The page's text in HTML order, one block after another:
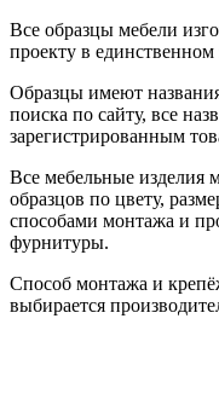
Все образцы мебели
проекту в единственном
Образцы имеют
поиска по сайту, все
зарегистрированным
Все мебельные изделия
образцов по цвету,
способами монтажа и
фурнитуры.
Способ монтажа и
выбирается